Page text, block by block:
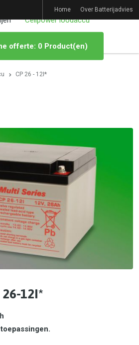
Home Over Batterijadvies
Cellpower loodaccu
offerte: 0 Product(en)
CP 26 - 12I*
12I*